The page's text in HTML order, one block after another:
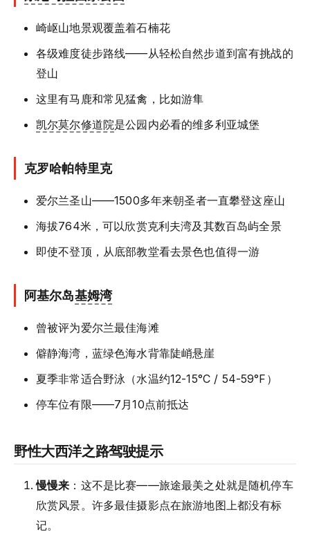
崎岖山地景观覆盖着石楠花
各级难度徒步路线——从轻松自然步道到富有挑战的
登山
这里有马鹿和常见猛禽，比如游隼
凯尔莫尔修道院是公园内必看的维多利亚城堡
克罗哈帕特里克
爱尔兰圣山——1500多年来朝圣者一直攀登这座山
海拔764米，可以欣赏克利夫湾及其数百岛屿全景
即使不登顶，从底部教堂看去景色也值得一游
阿基尔岛基姆湾
曾被评为爱尔兰最佳海滩
僻静海湾，蓝绿色海水背靠陡峭悬崖
夏季非常适合野泳（水温约12-15°C / 54-59°F）
停车位有限——7月10点前抵达
野性大西洋之路驾驶提示
慢慢来 ：这不是比赛——旅途最美之处就是随机停车
欣赏风景。许多最佳摄影点在旅游地图上都没有标
记。